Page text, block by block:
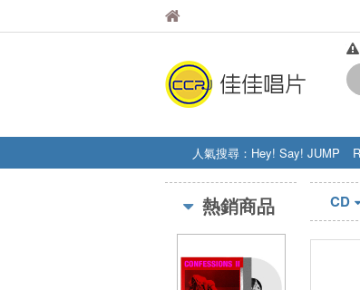
人氣搜尋： Hey! Say! JUMP
STRAY KIDS
盧廣仲 周杰伦
熱銷商品 CD